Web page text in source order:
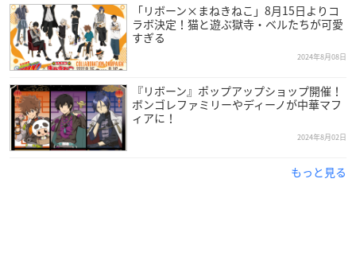
「リボーン×まねきねこ」8月15日よりコ
ラボ決定！猫と遊ぶ獄寺・ベルたちが可愛
すぎる
2024年8月08日
『リボーン』ポップアップショップ開催！
ボンゴレファミリーやディーノが中華マフ
ィアに！
2024年8月02日
もっと見る